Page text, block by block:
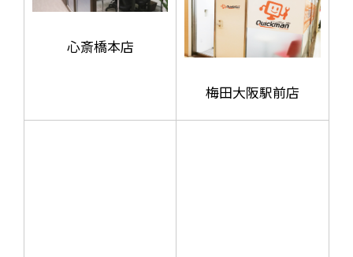
心斎橋本店
梅田大阪駅前店